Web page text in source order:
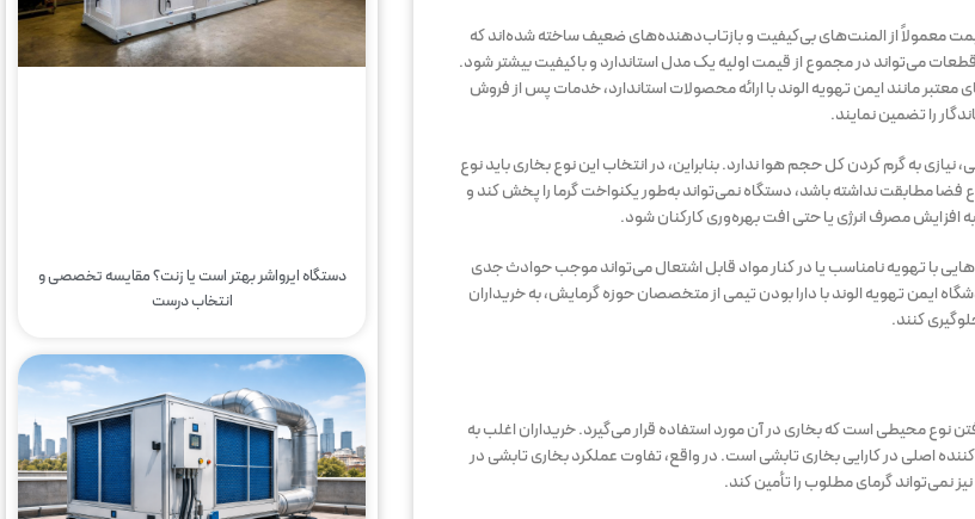
معمولاً از المنت‌های بی‌کیفیت و بازتاب‌دهنده‌های ضعیف ساخته شده‌اند که
می‌تواند در مجموع از قیمت اولیه یک مدل استاندارد و باکیفیت بیشتر شود.
مانند ایمن تهویه الوند با ارائه محصولات استاندارد، خدمات پس از فروش
را تضمین نمایند.
به گرم کردن کل حجم هوا ندارد. بنابراین، در انتخاب این نوع بخاری باید نوع
فضا مطابقت نداشته باشد، دستگاه نمی‌تواند به‌طور یکنواخت گرما را پخش کند و
مصرف انرژی یا حتی افت بهره‌وری کارکنان شود.
با تهویه نامناسب یا در کنار مواد قابل اشتعال می‌تواند موجب حوادث جدی
ایمن تهویه الوند با دارا بودن تیمی از متخصصان حوزه گرمایش، به خریداران
کنند.
نوع محیطی است که بخاری در آن مورد استفاده قرار می‌گیرد. خریداران اغلب به
اصلی در کارایی بخاری تابشی است. در واقع، تفاوت عملکرد بخاری تابشی در
نمی‌تواند گرمای مطلوب را تأمین کند.
دستگاه ایرواشر بهتر است یا زنت؟ مقایسه تخصصی و
انتخاب درست